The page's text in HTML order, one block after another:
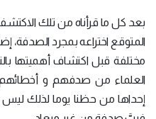
بعد كل ما قرأناه من تلك
المتوقع اختراعه بمجرد الصدفة،
مختلفة قبل اكتشاف أهميتها
العلماء من صدفهم و أخطائهم
إحداها من حظنا يوما لذلك ليس